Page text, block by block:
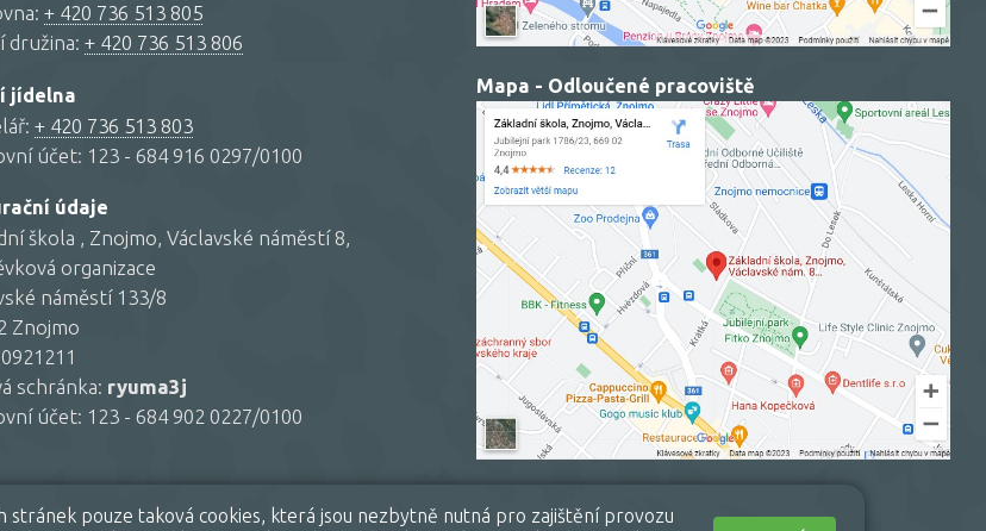
+ 420 736 513 805
družina: + 420 736 513 806
jídelna
+ 420 736 513 803
účet: 123 - 684 916 0297/0100
údaje
škola , Znojmo, Václavské náměstí 8,
organizace
náměstí 133/8
Znojmo
schránka: ryuma3j
účet: 123 - 684 902 0227/0100
Mapa - Odloučené pracoviště
stránek pouze taková cookies, která jsou nezbytně nutná pro zajištění provozu